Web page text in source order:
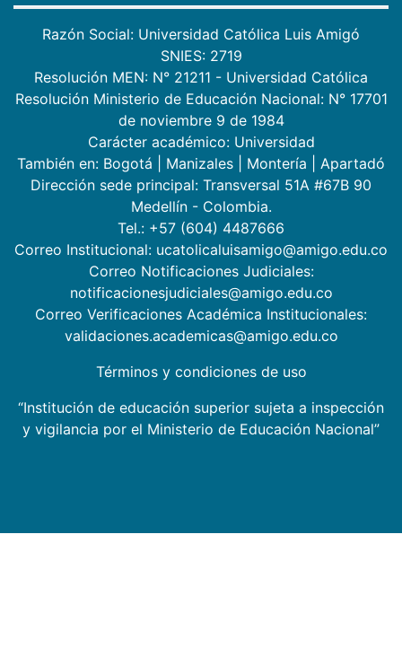
Razón Social: Universidad Católica Luis Amigó
SNIES: 2719
Resolución MEN: N° 21211 - Universidad Católica
Resolución Ministerio de Educación Nacional: N° 17701
de noviembre 9 de 1984
Carácter académico: Universidad
También en: Bogotá Manizales Montería
Apartadó
Dirección sede principal: Transversal 51A #67B 90
Medellín - Colombia.
Tel.: +57 (604) 4487666
Correo Institucional: ucatolicaluisamigo@amigo.edu.co
Correo Notificaciones Judiciales:
notificacionesjudiciales@amigo.edu.co
Correo Verificaciones Académica Institucionales:
validaciones.academicas@amigo.edu.co
Términos y condiciones de uso
“Institución de educación superior sujeta a inspección
y vigilancia por el Ministerio de Educación Nacional”